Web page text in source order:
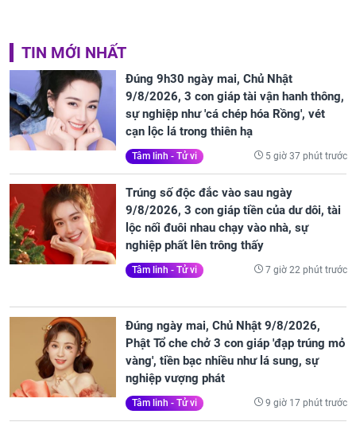
TIN MỚI NHẤT
Đúng 9h30 ngày mai, Chủ Nhật
9/8/2026, 3 con giáp tài vận hanh thông,
sự nghiệp như 'cá chép hóa Rồng', vét
cạn lộc lá trong thiên hạ
Tâm linh - Tử vi 5 giờ 37 phút trước
Trúng số độc đắc vào sau ngày
9/8/2026, 3 con giáp tiền của dư dôi, tài
lộc nối đuôi nhau chạy vào nhà, sự
nghiệp phất lên trông thấy
Tâm linh - Tử vi 7 giờ 22 phút trước
Đúng ngày mai, Chủ Nhật 9/8/2026,
Phật Tổ che chở 3 con giáp 'đạp trúng mỏ
vàng', tiền bạc nhiều như lá sung, sự
nghiệp vượng phát
Tâm linh - Tử vi 9 giờ 17 phút trước